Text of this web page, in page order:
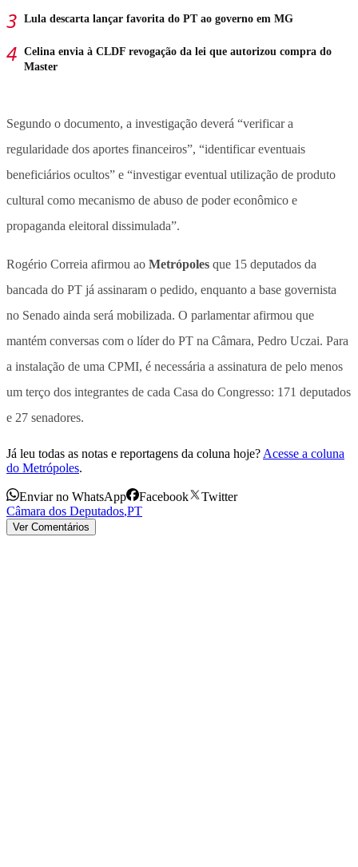
Lula descarta lançar favorita do PT ao governo em MG
Celina envia à CLDF revogação da lei que autorizou compra do
Master
Segundo o documento, a investigação deverá “verificar a
regularidade dos aportes financeiros”, “identificar eventuais
beneficiários ocultos” e “investigar eventual utilização de produto
cultural como mecanismo de abuso de poder econômico e
propaganda eleitoral dissimulada”.
Rogério Correia afirmou ao Metrópoles que 15 deputados da
bancada do PT já assinaram o pedido, enquanto a base governista
no Senado ainda será mobilizada. O parlamentar afirmou que
mantém conversas com o líder do PT na Câmara, Pedro Uczai. Para
a instalação de uma CPMI, é necessária a assinatura de pelo menos
um terço dos integrantes de cada Casa do Congresso: 171 deputados
e 27 senadores.
Já leu todas as notas e reportagens da coluna hoje? Acesse a coluna
do Metrópoles.
Enviar no WhatsApp Facebook
Twitter
Câmara dos Deputados,PT
Ver Comentários